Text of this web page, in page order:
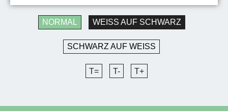
NORMAL WEISS AUF SCHWARZ
SCHWARZ AUF WEISS
T= T- T+